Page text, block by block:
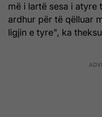
më i lartë sesa i atyre
ardhur për të qëlluar
ligjin e tyre", ka